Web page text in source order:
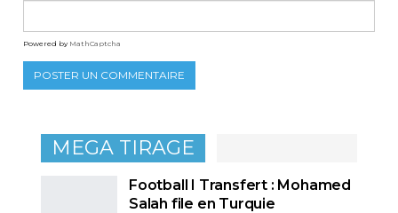
Powered by MathCaptcha
MEGA TIRAGE
Football I Transfert : Mohamed
Salah file en Turquie